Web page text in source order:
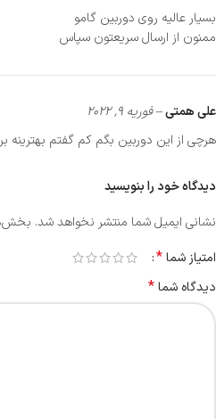
بسیار عالیه روی دوربین گامو
ممنون از ارسال سریعتون سپاس
علی همتی–فوریه 9, 2022
هرچی از این دوربین بگم کم گفتم بهترینه
دیدگاه خود را بنویسید
نشانی ایمیل شما منتشر نخواهد شد.
امتیاز شما*
دیدگاه شما*